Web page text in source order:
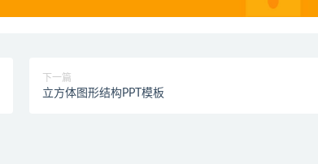
下一篇
立方体图形结构PPT模板